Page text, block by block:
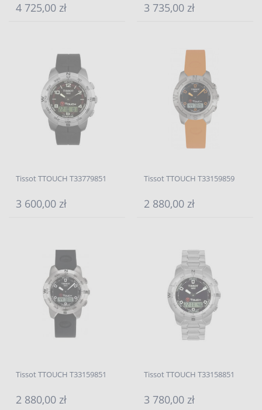
4 725,00 zł 3 735,00 zł
Tissot TTOUCH T33779851
3 600,00 zł
Tissot TTOUCH T33159859
2 880,00 zł
Tissot TTOUCH T33159851
2 880,00 zł
Tissot TTOUCH T33158851
3 780,00 zł